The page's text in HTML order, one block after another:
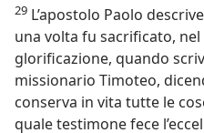
29 L’apostolo Paolo
una volta fu sacrificato,
glorificazione, quando
missionario Timoteo,
conserva in vita tutte le
quale testimone fece